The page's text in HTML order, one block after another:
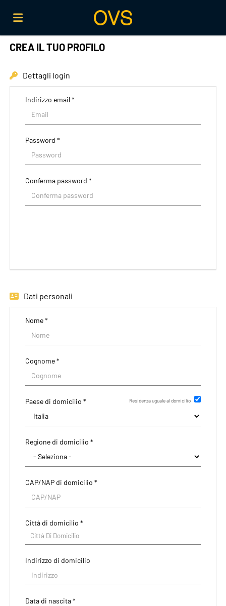
Home
Offerte
di
lavoro
Carica
il
CV
Login
Lingua
IT
DE
ES
PT
CREA IL TUO PROFILO
Dettagli login
Indirizzo email *
Password *
Conferma password *
Dati personali
Nome *
Cognome *
Paese di domicilio * Residenza uguale al domicilio
Regione di domicilio *
CAP/NAP di domicilio *
Città di domicilio *
Città Di Domicilio
Indirizzo di domicilio
Data di nascita *